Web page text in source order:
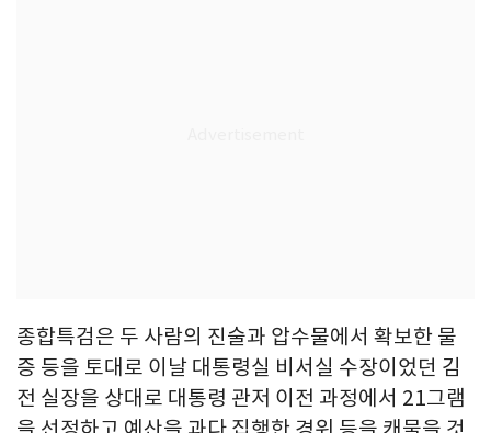
종합특검은 두 사람의 진술과 압수물에서 확보한 물
증 등을 토대로 이날 대통령실 비서실 수장이었던 김
전 실장을 상대로 대통령 관저 이전 과정에서 21그램